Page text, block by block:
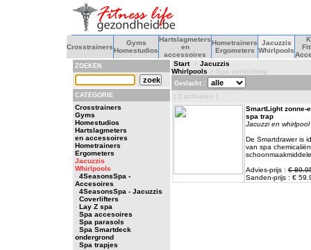
Crosstrainers
Gyms
Homestudios
Hartslagmeters
en
accessoires
Hometrainers
Ergometers
Jacuzzis
Whirlpools
ZOEKEN
CATEGORIE
Crosstrainers
Gyms
Homestudios
Hartslagmeters
en accessoires
Hometrainers
Ergometers
Jacuzzis
Whirlpools
- 4SeasonsSpa -
Accesoires
- 4SeasonsSpa - Jacuzzis
- Coverlifters
- Lay Z spa
- Spa accesoires
- Spa parasols
- Spa Smartdeck
ondergrond
- Spa trapjes
Start> Jacuzzis
Whirlpools > Spa verlichting
Geslacht :
( 2 artikelen )
SmartLight zonne-
spa trap
Jacuzzi en
De Smartdrawer is
van spa
Advies-prijs :€
Sanden-prijs : €